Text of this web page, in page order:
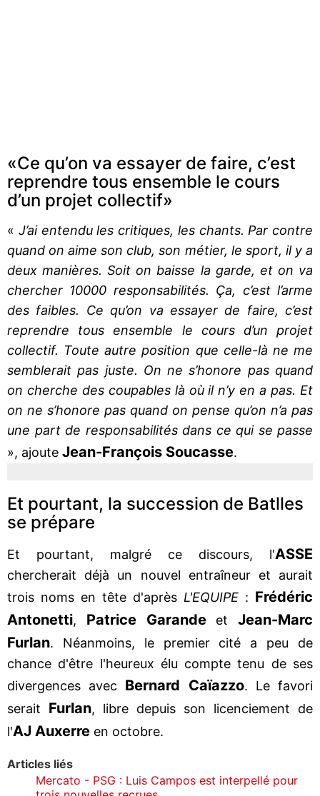
«Ce qu’on va essayer de faire, c’est
reprendre tous ensemble le cours
d’un projet collectif»
« J’ai entendu les critiques, les chants. Par contre
quand on aime son club, son métier, le sport, il y a
deux manières. Soit on baisse la garde, et on va
chercher 10000 responsabilités. Ça, c’est l’arme
des faibles. Ce qu’on va essayer de faire, c’est
reprendre tous ensemble le cours d’un projet
collectif. Toute autre position que celle-là ne me
semblerait pas juste. On ne s’honore pas quand
on cherche des coupables là où il n’y en a pas. Et
on ne s’honore pas quand on pense qu’on n’a pas
une part de responsabilités dans ce qui se passe
», ajoute Jean-François Soucasse.
Et pourtant, la succession de Batlles
se prépare
Et pourtant, malgré ce discours, l'ASSE
chercherait déjà un nouvel entraîneur et aurait
trois noms en tête d'après L'EQUIPE : Frédéric
Antonetti, Patrice Garandeet Jean-Marc
Furlan. Néanmoins, le premier cité a peu de
chance d'être l'heureux élu compte tenu de ses
divergences avec Bernard Caïazzo. Le favori
serait Furlan, libre depuis son licenciement de
l'AJ Auxerre en octobre.
Articles liés
Mercato - PSG : Luis Campos est interpellé pour